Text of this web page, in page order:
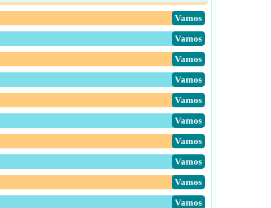
​Vamos
​Vamos
​Vamos
​Vamos
​Vamos
​Vamos
​Vamos
​Vamos
​Vamos
​Vamos